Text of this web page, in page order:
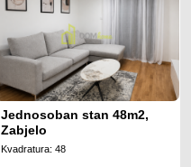
Jednosoban stan 48m2,
Zabjelo
Kvadratura: 48